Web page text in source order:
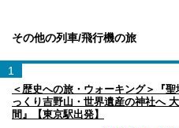
その他の列車/飛行機の旅
1
＜歴史への旅・ウォーキング＞『
っくり吉野山・世界遺産の神社へ
間』【東京駅出発】